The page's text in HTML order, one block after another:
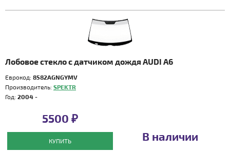
Лобовое стекло с датчиком дождя AUDI A6
Еврокод: 8582AGNGYMV
Производитель: SPEKTR
Год: 2004 -
5500 ₽
КУПИТЬ В наличии